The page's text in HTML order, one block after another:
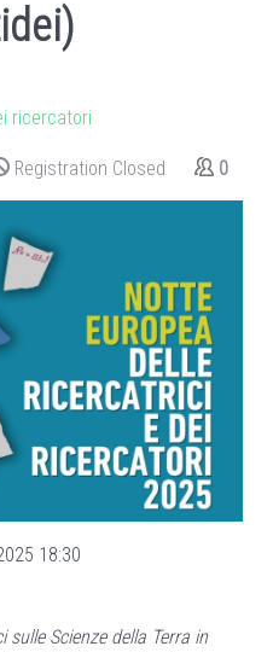
ricercatori
Registration Closed 0
18:30
Scienze della Terra in